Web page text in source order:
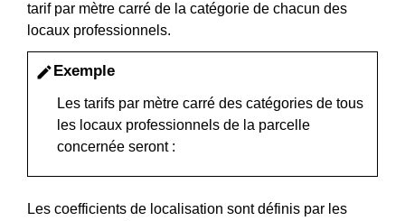
tarif par mètre carré de la catégorie de chacun des
locaux professionnels.
edit Exemple
Les tarifs par mètre carré des catégories de tous
les locaux professionnels de la parcelle
concernée seront :
Les coefficients de localisation sont définis par les